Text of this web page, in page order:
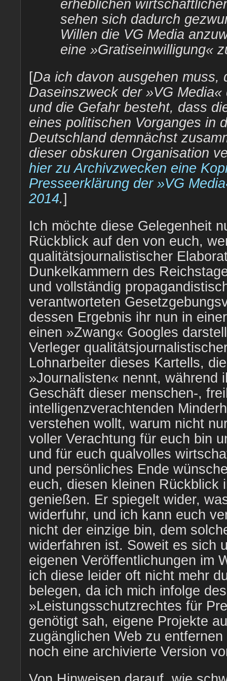
erheblichen
sehen sich dadurch
Willen die VG Media
eine »Gratiseinwilligung«
[Da ich davon ausgehen muss,
Daseinszweck der »VG
und die Gefahr besteht, dass
eines politischen Vorganges in
Deutschland demnächst
dieser obskuren Organisation
hier zu Archivzwecken eine
Presseerklärung der »VG
2014.]
Ich möchte diese Gelegenheit
Rückblick auf den von euch,
qualitätsjournalistischer
Dunkelkammern des
und vollständig
verantworteten
dessen Ergebnis ihr nun in
einen »Zwang« Googles
Verleger
Lohnarbeiter dieses Kartells,
»Journalisten« nennt, während
Geschäft dieser menschen-,
intelligenzverachtenden
verstehen wollt, warum nicht
voller Verachtung für euch bin
und für euch qualvolles
und persönliches Ende
euch, diesen kleinen Rückblick
genießen. Er spiegelt wider,
widerfuhr, und ich kann euch
nicht der einzige bin, dem
widerfahren ist. Soweit es sich
eigenen Veröffentlichungen im
ich diese leider oft nicht mehr
belegen, da ich mich infolge
»Leistungsschutzrechtes für
genötigt sah, eigene Projekte
zugänglichen Web zu
noch eine archivierte Version